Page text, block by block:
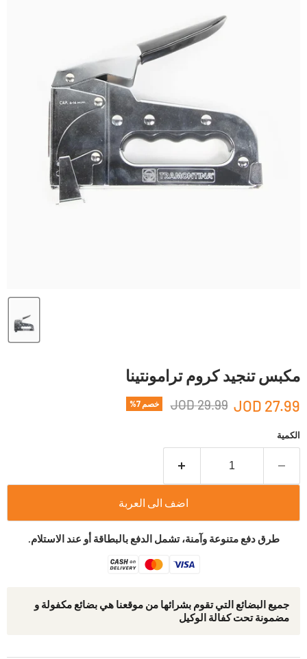
مكبس تنجيد كروم ترامونتينا
29.99 JOD 27.99 JOD خصم 7
%
الكمية
اضف الى العربة
طرق دفع متنوعة وآمنة، تشمل الدفع بالبطاقة أو عند الاستلام.
جمیع البضائع التي تقوم بشرائھا من موقعنا ھي بضائع مكفولة و
مضمونة تحت كفالة الوكيل